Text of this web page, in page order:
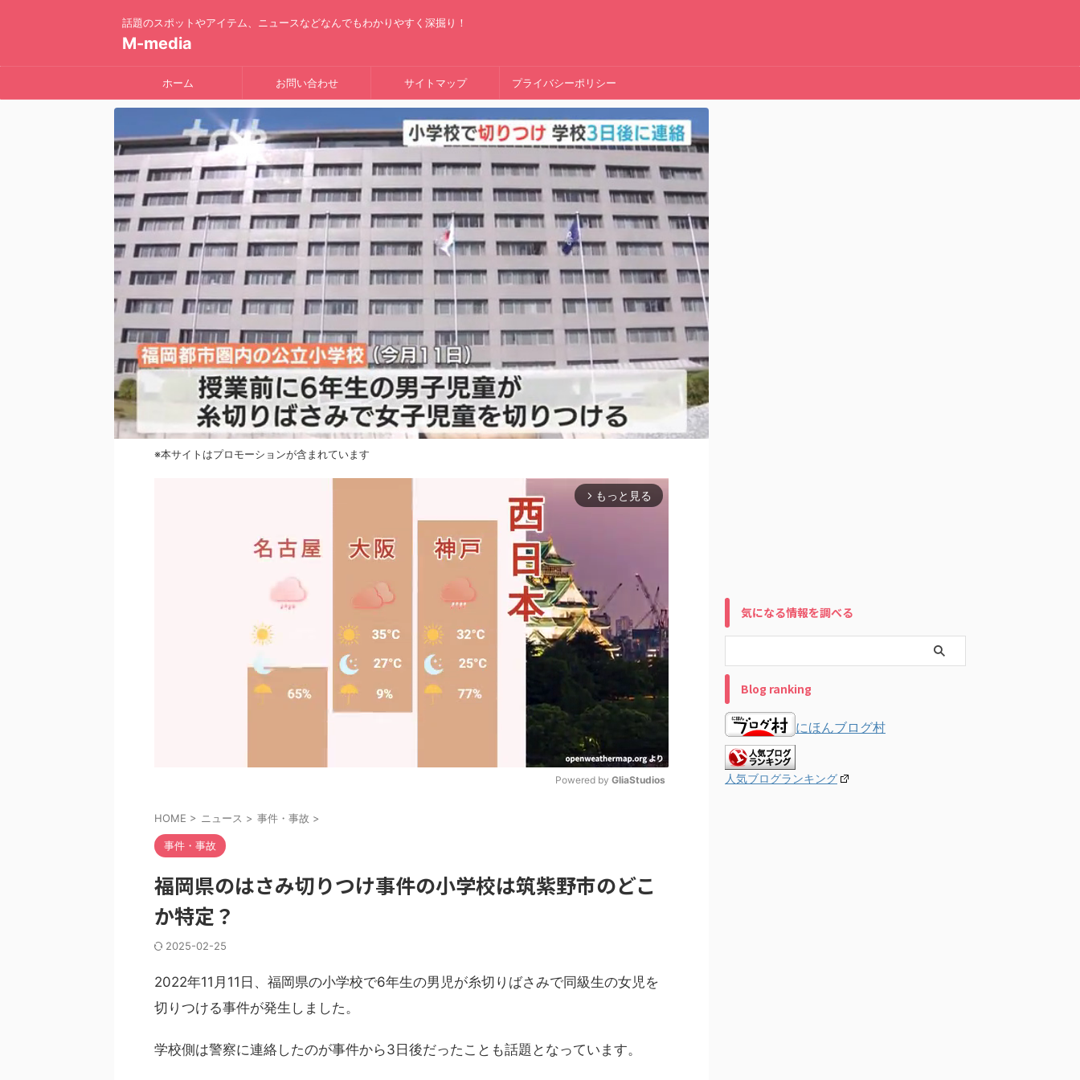
話題のスポットやアイテム、ニュースなどなんでもわかりやすく深掘り！
M-media
ホーム お問い合わせ サイトマップ プライバシーポリシー
※本サイトはプロモーションが含まれています
arrow_forward_ios もっと見る
e
Powered by GliaStudios
HOME > ニュース > 事件・事故 >
事件・事故
福岡県のはさみ切りつけ事件の小学校は筑紫野市のどこ
か特定？
2025-02-25
2022年11月11日、福岡県の小学校で6年生の男児が糸切りばさみで同級生の女児を
切りつける事件が発生しました。
学校側は警察に連絡したのが事件から3日後だったことも話題となっています。
気になる情報を調べる
Blog ranking
にほんブログ村
人気ブログランキング